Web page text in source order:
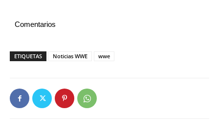
Comentarios
ETIQUETAS Noticias WWE wwe